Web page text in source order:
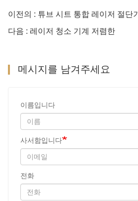
이전의 : 튜브 시트 통합 레이저 절단기
다음 : 레이저 청소 기계 저렴한
메시지를 남겨주세요
이름입니다
사서함입니다
전화